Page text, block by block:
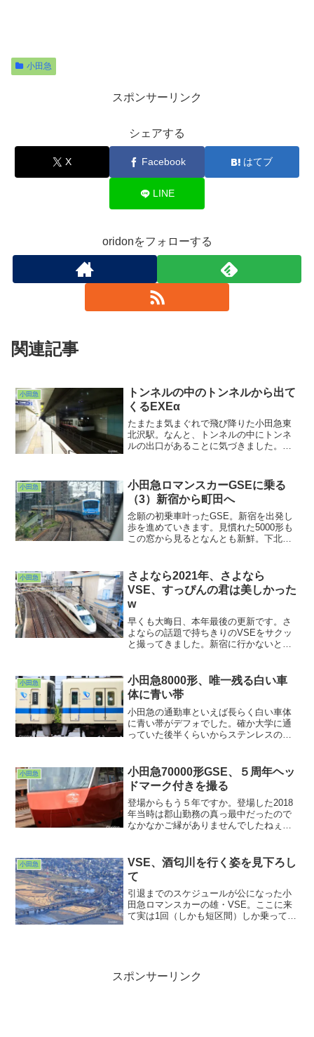
小田急
スポンサーリンク
シェアする
X Facebook はてブ
LINE
oridonをフォローする
関連記事
小田急
トンネルの中のトンネルから出て
くるEXEα
たまたま気まぐれで飛び降りた小田急東
北沢駅。なんと、トンネルの中にトンネ
ルの出口があることに気づきました。下
開しておりました。大学時代地平にあっ
たこの駅を４年間見ていましたが、急行
線と緩行線の位置入れ替われど、人がい
ない長閑さは変わってないですねw
小田急
小田急ロマンスカーGSEに乗る
（3）新宿から町田へ
念願の初乗車叶ったGSE。新宿を出発し
歩を進めていきます。見慣れた5000形も
この窓から見るとなんとも新鮮。下北沢
間を滑るように進んでいきますが、全然
余裕のある走り。複々線とはいえ特急以
外の優等列車も多数運転されている小田
原線。
小田急
さよなら2021年、さよなら
VSE、すっぴんの君は美しかった
w
早くも大晦日、本年最後の更新です。さ
よならの話題で持ちきりのVSEをサクッ
と撮ってきました。新宿に行かないと小
を観れるのもあとわずか。きれいなお顔
を拝んでRAILRAILRAIL2021年のシメで
ございます。来年も御笑覧くださいま
せ。
小田急
小田急8000形、唯一残る白い車
体に青い帯
小田急の通勤車といえば長らく白い車体
に青い帯がデフォでした。確か大学に通
っていた後半くらいからステンレスの
が白く塗られた車体に青い帯を巻いて走
っている状態になってしまいました。
小田急
小田急70000形GSE、５周年ヘッ
ドマーク付きを撮る
登場からもう５年ですか。登場した2018
年当時は郡山勤務の真っ最中だったので
なかなかご縁がありませんでしたねぇ。
引退してしまうと、唯一の展望席付きの
ロマンスカーとなってしまうGSE。小田
急沿線民時代を思い出してせっせと撮っ
ておこうと思っています。
小田急
VSE、酒匂川を行く姿を見下ろし
て
引退までのスケジュールが公になった小
田急ロマンスカーの雄・VSE。ここに来
て実は1回（しかも短区間）しか乗ってい
来たら静かに静かに粛々と見送ろうと思
います・・・。
スポンサーリンク